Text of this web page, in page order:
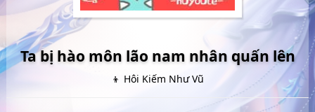
Ta bị hào môn lão nam nhân quấn lên
👦 Hôi Kiếm Như Vũ